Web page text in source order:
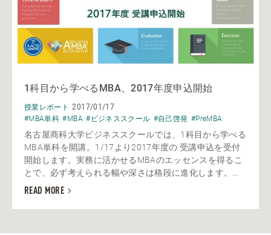
1科目から学べるMBA、2017年度申込開始
授業レポート 2017/01/17
#MBA単科 #MBA #ビジネススクール #自己啓発 #PreMBA
名古屋商科大学ビジネススクールでは、1科目から学べる
MBA単科を開講。1/17より2017年度の 受講申込を受付
開始します。実務に活かせるMBAのエッセンスを得るこ
とで、必ず考えられる幅や深さは格段に進化します。...
READ MORE